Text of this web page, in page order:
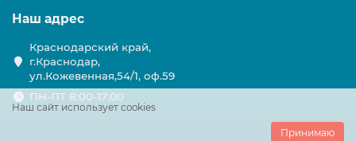
Наш сайт использует cookies
Принимаю
Наш адрес
Краснодарский край,
г.Краснодар,
ул.Кожевенная,54/1, оф.59
ПН-ПТ 8:00-17:00